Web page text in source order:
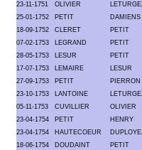
23-11-1751
OLIVIER
25-01-1752
PETIT DAMIENS
18-09-1752
CLERET PETIT
07-02-1753
LEGRAND PETIT
28-05-1753
LESUR PETIT
17-07-1753
LEMAIRE LESUR
27-09-1753
PETIT PIERRON
23-10-1753
LANTOINE
05-11-1753
CUVILLIER OLIVIER
23-04-1754
PETIT HENRY
23-04-1754
HAUTECOEUR
18-06-1754
DOUDAINT PETIT